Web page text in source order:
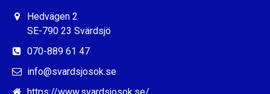
Hedvägen 2
SE-790 23 Svärdsjö
070-889 61 47
info@svardsjosok.se